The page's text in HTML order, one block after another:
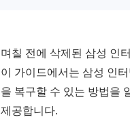
며칠 전에 삭제된 삼성 인
이 가이드에서는 삼성 인
을 복구할 수 있는 방법을
제공합니다.